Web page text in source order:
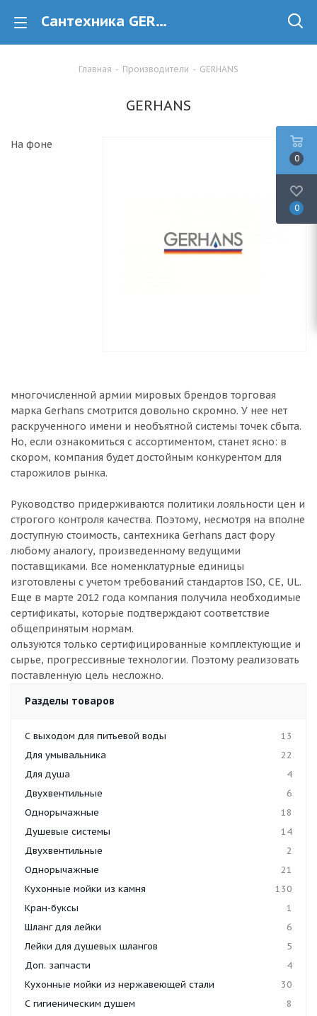
Сантехника GERHANS купить в Минске
Главная - Производители - GERHANS
GERHANS
На фоне
многочисленной армии мировых брендов торговая
марка Gerhans смотрится довольно скромно. У нее нет
раскрученного имени и необъятной системы точек сбыта.
Но, если ознакомиться с ассортиментом, станет ясно: в
скором, компания будет достойным конкурентом для
старожилов рынка.
Руководство придерживаются политики лояльности цен и
строгого контроля качества. Поэтому, несмотря на вполне
доступную стоимость, сантехника Gerhans даст фору
любому аналогу, произведенному ведущими
поставщиками. Все номенклатурные единицы
изготовлены с учетом требований стандартов ISO, CE, UL.
Еще в марте 2012 года компания получила необходимые
сертификаты, которые подтверждают соответствие
общепринятым нормам.
ользуются только сертифицированные комплектующие и
сырье, прогрессивные технологии. Поэтому реализовать
поставленную цель несложно.
Разделы товаров
С выходом для питьевой воды
13
Для умывальника
22
Для душа
4
Двухвентильные
6
Однорычажные
18
Душевые системы
14
Двухвентильные
2
Однорычажные
21
Кухонные мойки из камня
130
Кран-буксы
1
Шланг для лейки
6
Лейки для душевых шлангов
5
Доп. запчасти
4
Кухонные мойки из нержавеющей стали
30
С гигиеническим душем
8
0
0